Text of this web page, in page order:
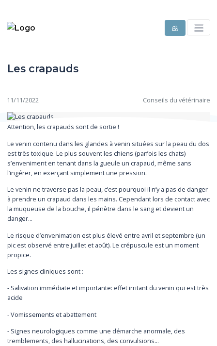
Les crapauds
11/11/2022 Conseils du vétérinaire
Attention, les crapauds sont de sortie !
Le venin contenu dans les glandes à venin situées sur la peau du dos
est très toxique. Le plus souvent les chiens (parfois les chats)
s’enveniment en tenant dans la gueule un crapaud, même sans
l’ingérer, en exerçant simplement une pression.
Le venin ne traverse pas la peau, c’est pourquoi il n’y a pas de danger
à prendre un crapaud dans les mains. Cependant lors de contact avec
la muqueuse de la bouche, il pénètre dans le sang et devient un
danger...
Le risque d’envenimation est plus élevé entre avril et septembre (un
pic est observé entre juillet et août). Le crépuscule est un moment
propice.
Les signes cliniques sont :
- Salivation immédiate et importante: effet irritant du venin qui est très
acide
- Vomissements et abattement
- Signes neurologiques comme une démarche anormale, des
tremblements, des hallucinations, des convulsions...